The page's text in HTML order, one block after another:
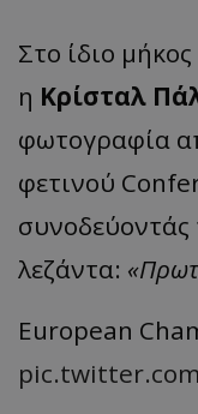
Στο ίδιο
η Κρίσταλ
φωτογραφία
φετινού
συνοδεύοντάς
λεζάντα:
European